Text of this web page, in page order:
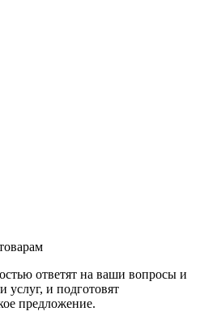
ответят на ваши вопросы и
услуг, и подготовят
предложение.